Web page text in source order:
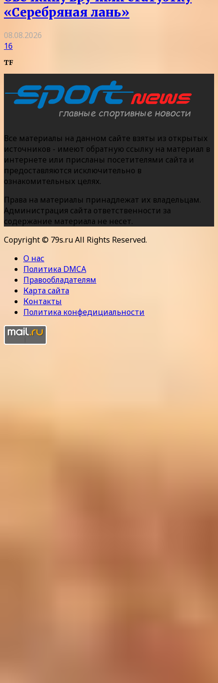
«Серебряная лань»
08.08.2026
16
TF
Все материалы на данном сайте взяты из открытых
источников - имеют обратную ссылку на материал в
интернете или присланы посетителями сайта и
предоставляются исключительно в
ознакомительных целях.
Права на материалы принадлежат их владельцам.
Администрация сайта ответственности за
содержание материала не несет.
Copyright © 79s.ru All Rights Reserved.
О нас
Политика DMCA
Правообладателям
Карта сайта
Контакты
Политика конфедициальности